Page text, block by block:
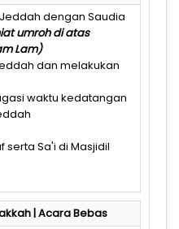
dengan Saudia
umrohdiatas
Lam)
dan melakukan
waktu kedatangan
serta Sa'i di Masjidil
| Acara Bebas